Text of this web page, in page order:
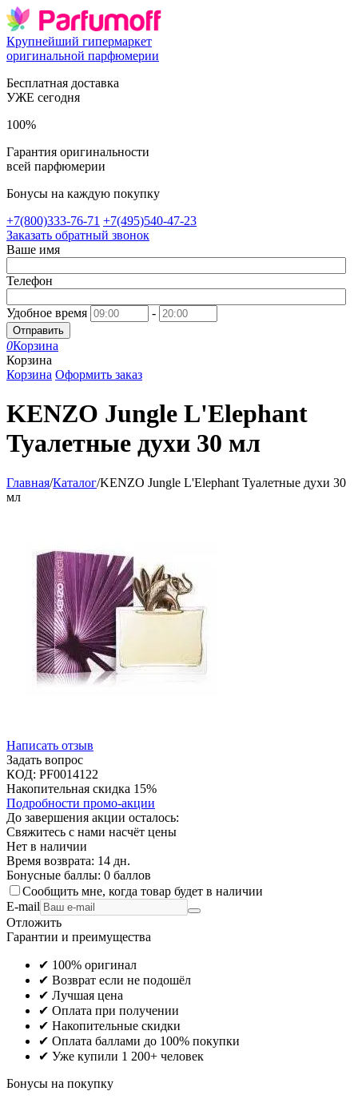
Крупнейший гипермаркет
оригинальной парфюмерии
Бесплатная доставка
УЖЕ сегодня
100%
Гарантия оригинальности
всей парфюмерии
Бонусы на каждую покупку
+7(800)333-76-71 +7(495)540-47-23
Заказать обратный звонок
Ваше имя
Телефон
Удобное время -
Отправить
0Корзина
Корзина
Корзина Оформить заказ
KENZO Jungle L'Elephant
Туалетные духи 30 мл
Главная/Каталог/KENZO Jungle L'Elephant Туалетные духи 30
мл
Написать отзыв
Задать вопрос
КОД: PF0014122
Накопительная скидка 15%
Подробности промо-акции
До завершения акции осталось:
Свяжитесь с нами насчёт цены
Нет в наличии
Время возврата: 14 дн.
Бонусные баллы: 0 баллов
Сообщить мне, когда товар будет в наличии
E-mail
Отложить
Гарантии и преимущества
✔ 100% оригинал
✔ Возврат если не подошёл
✔ Лучшая цена
✔ Оплата при получении
✔ Накопительные скидки
✔ Оплата баллами до 100% покупки
✔ Уже купили 1 200+ человек
Бонусы на покупку